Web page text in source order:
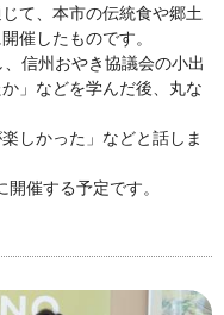
て、本市の伝統食や郷土
催したものです。
信州おやき協議会の小出
」などを学んだ後、丸な
しかった」などと話しま
催する予定です。